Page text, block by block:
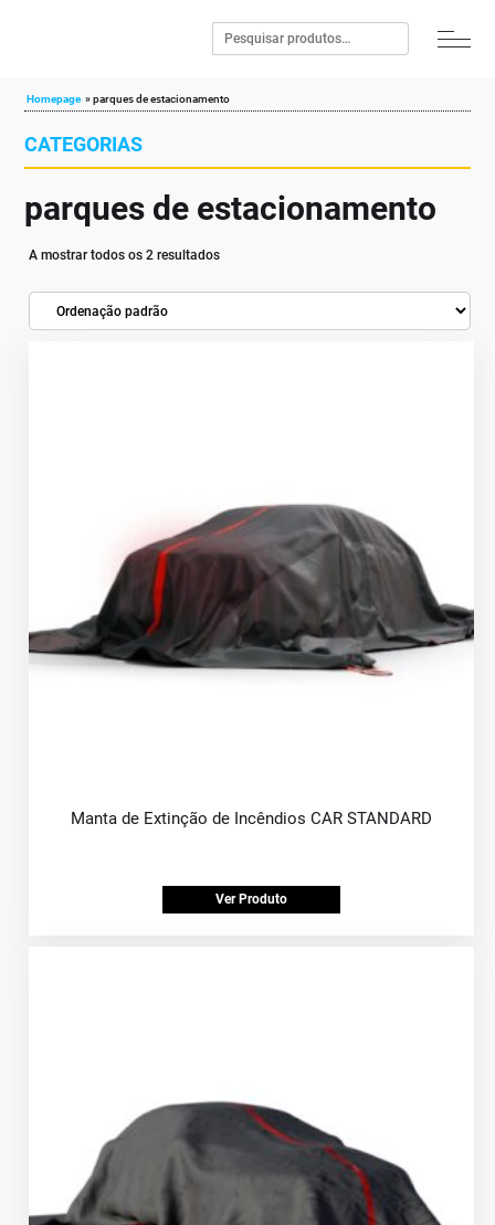
Homepage »parques de estacionamento
CATEGORIAS
parques de estacionamento
A mostrar todos os 2 resultados
Manta de Extinção de Incêndios CAR STANDARD
Ver Produto